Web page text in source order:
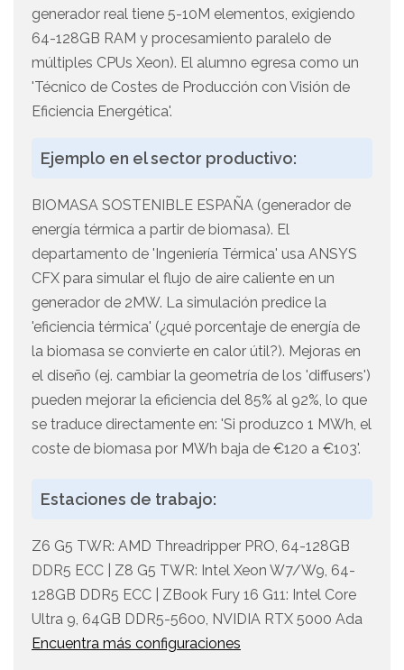
generador real tiene 5-10M elementos, exigiendo
64-128GB RAM y procesamiento paralelo de
múltiples CPUs Xeon). El alumno egresa como un
'Técnico de Costes de Producción con Visión de
Eficiencia Energética'.
Ejemplo en el sector productivo:
BIOMASA SOSTENIBLE ESPAÑA (generador de
energía térmica a partir de biomasa). El
departamento de 'Ingeniería Térmica' usa ANSYS
CFX para simular el flujo de aire caliente en un
generador de 2MW. La simulación predice la
'eficiencia térmica' (¿qué porcentaje de energía de
la biomasa se convierte en calor útil?). Mejoras en
el diseño (ej. cambiar la geometría de los 'diffusers')
pueden mejorar la eficiencia del 85% al 92%, lo que
se traduce directamente en: 'Si produzco 1 MWh, el
coste de biomasa por MWh baja de €120 a €103'.
Estaciones de trabajo:
Z6 G5 TWR: AMD Threadripper PRO, 64-128GB
DDR5 ECC | Z8 G5 TWR: Intel Xeon W7/W9, 64-
128GB DDR5 ECC | ZBook Fury 16 G11: Intel Core
Ultra 9, 64GB DDR5-5600, NVIDIA RTX 5000 Ada
Encuentra más configuraciones